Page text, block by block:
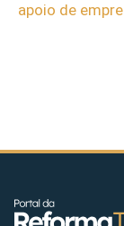
apoio de